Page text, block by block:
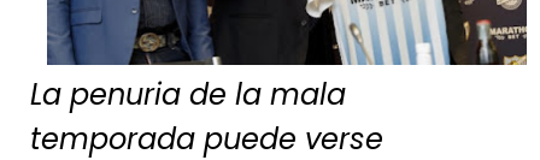
La penuria de la mala
temporada puede verse